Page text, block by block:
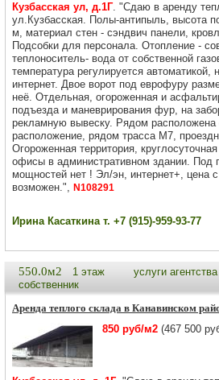
Кузбасская ул, д.1Г. "Сдаю в аренду
ул.Кузбасская. Полы-антипыль, высота
м, материал стен - сэндвич панели,
Подсобки для персонала. Отопление -
теплоноситель- вода от собственной
температура регулируется автоматикой,
интернет. Двое ворот под еврофуру
неё. Отдeльная, огороженная и
подъезда и маневрирования фур, на
рекламную вывеску. Рядом расположена
расположение, рядом трасса М7,
Огороженная территория,
офисы в административном здании. Под
мощностей нет ! Эл/эн, интернет+, цена
возможен.", N108291
Ирина Касаткина т. +7 (915)-959-93-77
550.0м2 1 этаж
услуги
собственник
Аренда теплого склада в Канавинском
850 руб/м2 (467 500